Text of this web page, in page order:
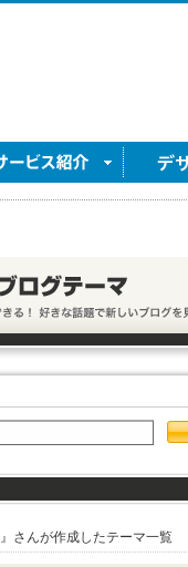
』さんが作成したテーマ一覧